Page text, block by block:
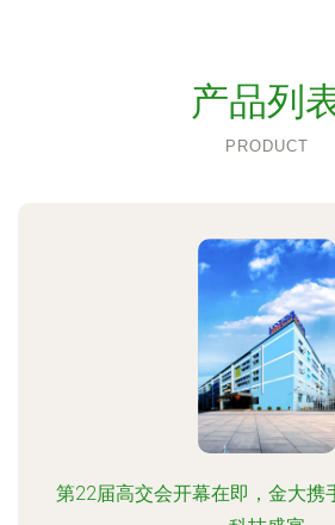
产品列
PRODUCT
第22届高交会开幕在即，金大携